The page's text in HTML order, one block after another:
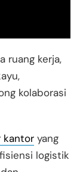
ruang kerja,
kolaborasi
kantor yang
logistik